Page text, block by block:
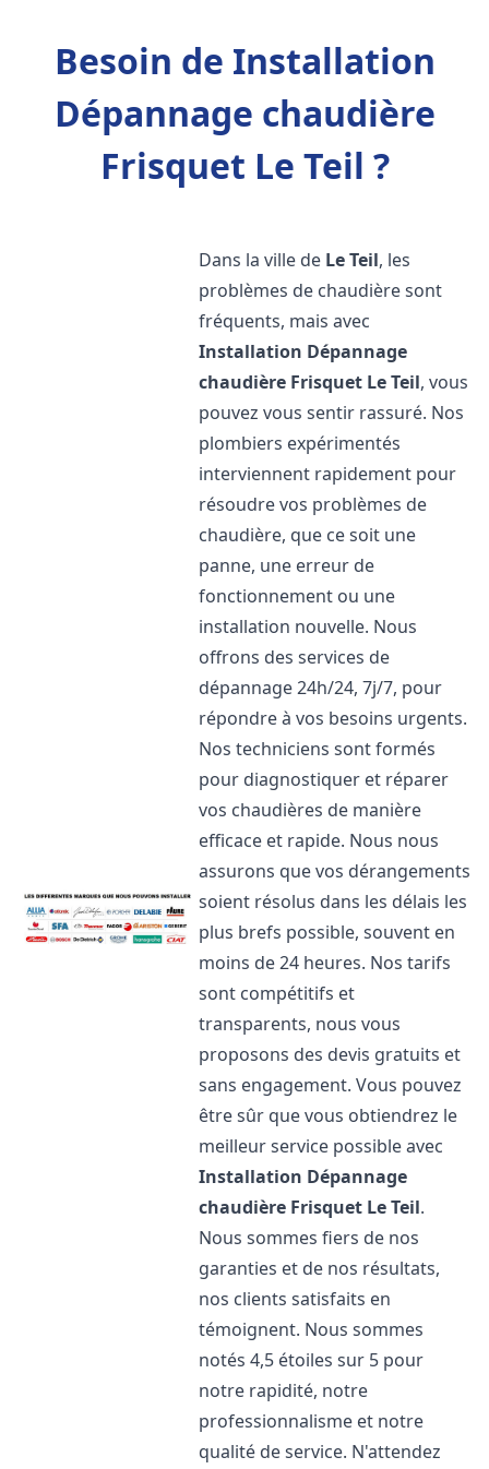
Besoin de Installation
Dépannage chaudière
Frisquet Le Teil ?
Dans la ville de Le Teil, les
problèmes de chaudière sont
fréquents, mais avec
Installation Dépannage
chaudière Frisquet Le Teil, vous
pouvez vous sentir rassuré. Nos
plombiers expérimentés
interviennent rapidement pour
résoudre vos problèmes de
chaudière, que ce soit une
panne, une erreur de
fonctionnement ou une
installation nouvelle. Nous
offrons des services de
dépannage 24h/24, 7j/7, pour
répondre à vos besoins urgents.
Nos techniciens sont formés
pour diagnostiquer et réparer
vos chaudières de manière
efficace et rapide. Nous nous
assurons que vos dérangements
soient résolus dans les délais les
plus brefs possible, souvent en
moins de 24 heures. Nos tarifs
sont compétitifs et
transparents, nous vous
proposons des devis gratuits et
sans engagement. Vous pouvez
être sûr que vous obtiendrez le
meilleur service possible avec
Installation Dépannage
chaudière Frisquet Le Teil.
Nous sommes fiers de nos
garanties et de nos résultats,
nos clients satisfaits en
témoignent. Nous sommes
notés 4,5 étoiles sur 5 pour
notre rapidité, notre
professionnalisme et notre
qualité de service. N'attendez